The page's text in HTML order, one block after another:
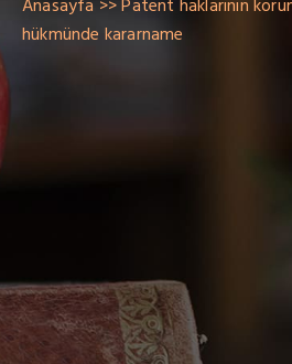
hükmünde kararname